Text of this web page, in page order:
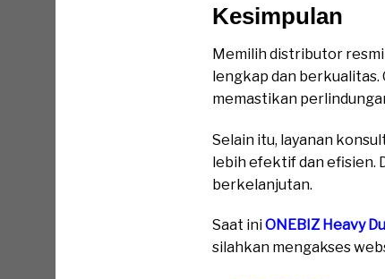
Kesimpulan
Memilih distributor
lengkap dan berkualitas.
memastikan
Selain itu, layanan
lebih efektif dan efisien.
berkelanjutan.
Saat iniONEBIZ Heavy
silahkan mengakses